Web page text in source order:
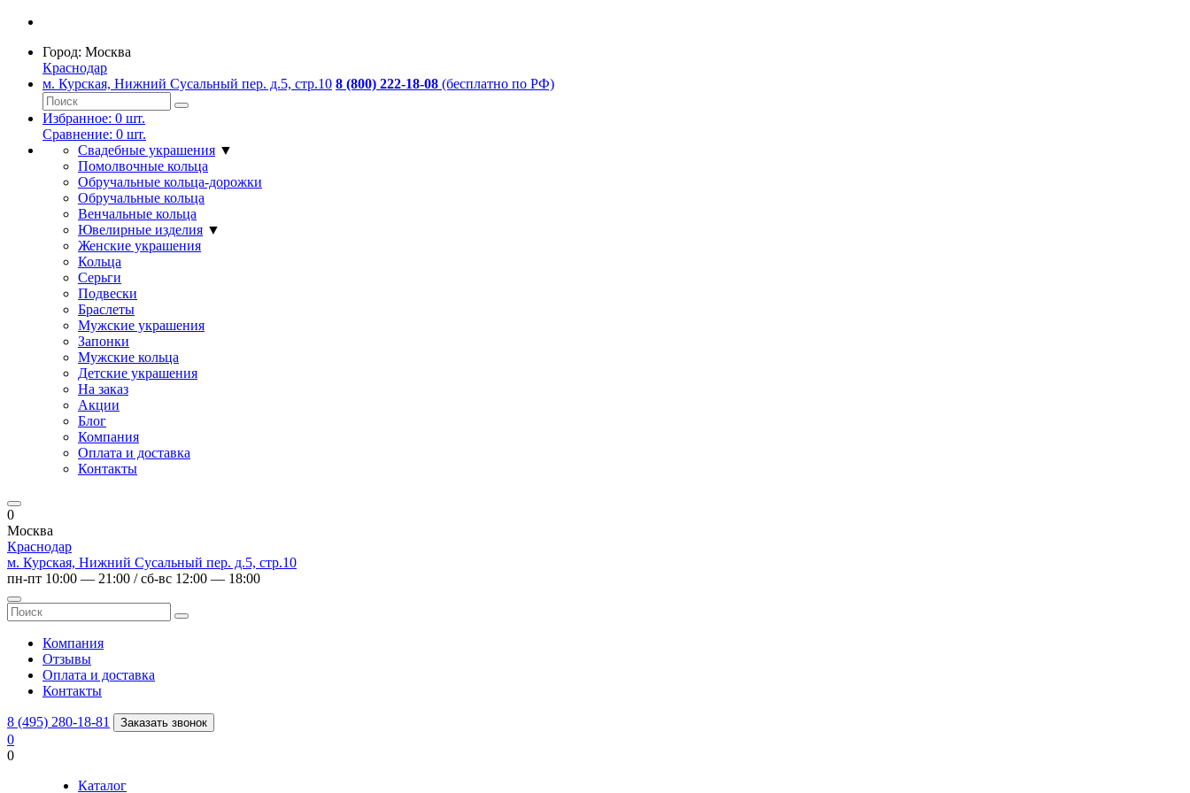
Город: Москва
Краснодар
м. Курская, Нижний Сусальный пер. д.5, стр.10 8 (800) 222-18-08 (бесплатно по РФ)
Избранное: 0 шт.
Сравнение: 0 шт.
Свадебные украшения ▼
Помолвочные кольца
Обручальные кольца-дорожки
Обручальные кольца
Венчальные кольца
Ювелирные изделия ▼
Женские украшения
Кольца
Серьги
Подвески
Браслеты
Мужские украшения
Запонки
Мужские кольца
Детские украшения
На заказ
Акции
Блог
Компания
Оплата и доставка
Контакты
0
Москва
Краснодар
м. Курская, Нижний Сусальный пер. д.5, стр.10
пн-пт 10:00 — 21:00 / сб-вс 12:00 — 18:00
Компания
Отзывы
Оплата и доставка
Контакты
8 (495) 280-18-81 Заказать звонок
0
0
Каталог